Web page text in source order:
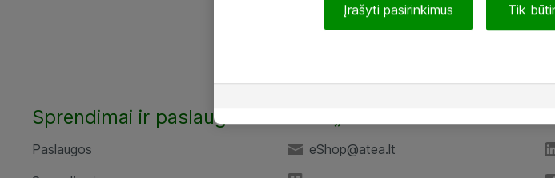
Sprendimai ir paslaugos
Paslaugos
eShop@atea.lt
Įrašyti pasirinkimus Tik